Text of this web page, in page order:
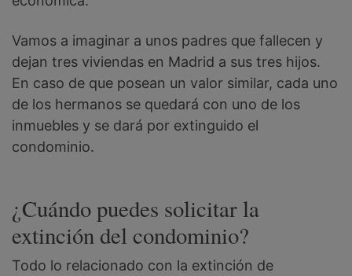
Vamos a imaginar a unos padres que fallecen y
dejan tres viviendas en Madrid a sus tres hijos.
En caso de que posean un valor similar, cada uno
de los hermanos se quedará con uno de los
inmuebles y se dará por extinguido el
condominio.
¿Cuándo puedes solicitar la
extinción del condominio?
Todo lo relacionado con la extinción de